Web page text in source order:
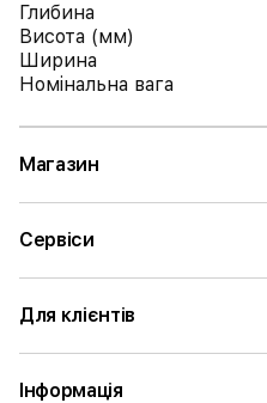
Глибина
Висота (мм)
Ширина
Номінальна вага
Магазин
Сервіси
Для клієнтів
Інформація